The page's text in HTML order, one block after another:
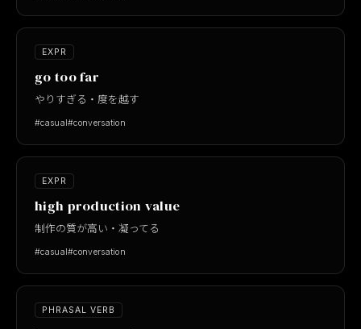
EXPR
go too far
やりすぎる・度を越す
#casual#conversation
EXPR
high production value
制作の質が高い・凝ってる
#casual#conversation
PHRASAL VERB